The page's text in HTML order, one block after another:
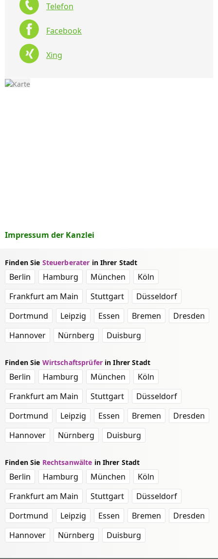
Telefon
Facebook
Xing
Impressum der Kanzlei
Finden Sie Steuerberater in Ihrer Stadt
Berlin Hamburg München
Köln
Frankfurt am Main
Stuttgart
Düsseldorf
Dortmund
Leipzig Essen Bremen
Dresden
Hannover
Nürnberg Duisburg
Finden Sie Wirtschaftsprüferin Ihrer Stadt
Berlin Hamburg München
Köln
Frankfurt am Main
Stuttgart
Düsseldorf
Dortmund
Leipzig Essen Bremen
Dresden
Hannover
Nürnberg Duisburg
Finden Sie Rechtsanwälte in Ihrer Stadt
Berlin Hamburg München
Köln
Frankfurt am Main
Stuttgart
Düsseldorf
Dortmund
Leipzig Essen Bremen
Dresden
Hannover
Nürnberg Duisburg